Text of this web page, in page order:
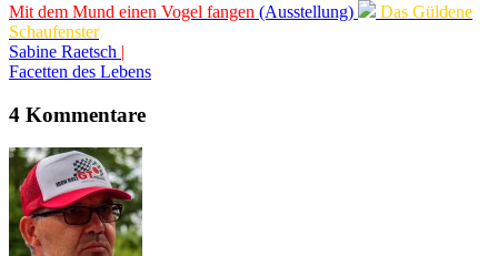
Mit dem Mund einen Vogel fangen (Ausstellung)
Das Güldene
Schaufenster
Sabine Raetsch |
Facetten des Lebens
4 Kommentare